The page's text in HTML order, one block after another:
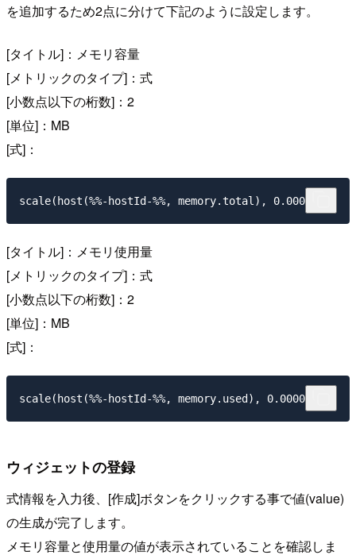
を追加するため2点に分けて下記のように設定します。
[タイトル]：メモリ容量
[メトリックのタイプ]：式
[小数点以下の桁数]：2
[単位]：MB
[式]：
[タイトル]：メモリ使用量
[メトリックのタイプ]：式
[小数点以下の桁数]：2
[単位]：MB
[式]：
ウィジェットの登録
式情報を入力後、[作成]ボタンをクリックする事で値(value)
の生成が完了します。
メモリ容量と使用量の値が表示されていることを確認しま